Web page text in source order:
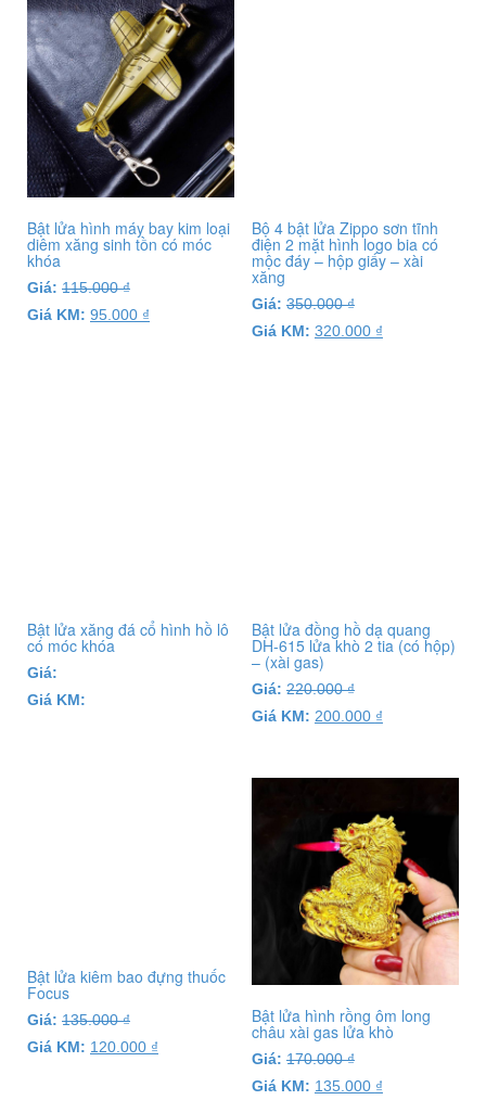
Bật lửa hình máy bay kim loại
diêm xăng sinh tồn có móc
khóa
Giá: 115.000₫
Giá KM: 95.000 ₫
Bộ 4 bật lửa Zippo sơn tĩnh
điện 2 mặt hình logo bia có
mộc đáy – hộp giấy – xài
xăng
Giá: 350.000₫
Giá KM: 320.000 ₫
Bật lửa xăng đá cổ hình hồ lô
có móc khóa
Giá:
Giá KM:
Bật lửa đồng hồ dạ quang
DH-615 lửa khò 2 tia (có hộp)
– (xài gas)
Giá: 220.000₫
Giá KM: 200.000 ₫
Bật lửa kiêm bao đựng thuốc
Focus
Giá: 135.000₫
Giá KM: 120.000 ₫
Bật lửa hình rồng ôm long
châu xài gas lửa khò
Giá: 170.000₫
Giá KM: 135.000 ₫